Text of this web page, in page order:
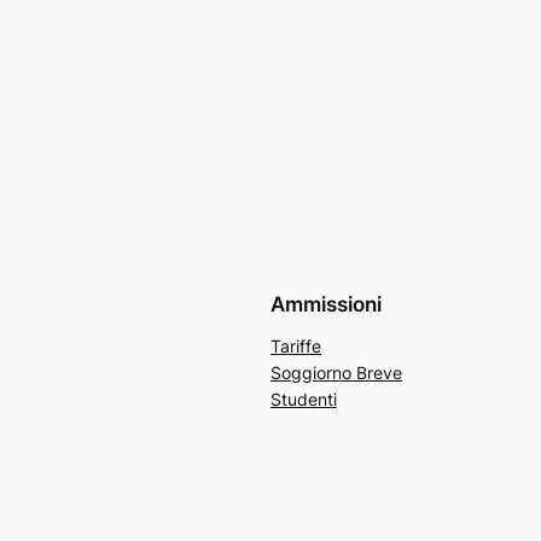
Ammissioni
Tariffe
Soggiorno Breve
Studenti